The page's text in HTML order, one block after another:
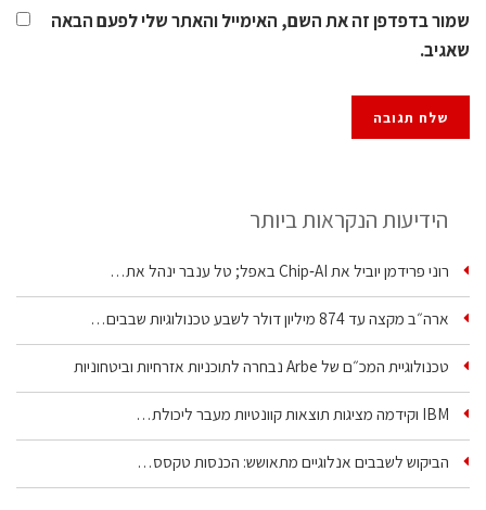
שמור בדפדפן זה את השם, האימייל והאתר שלי לפעם הבאה
שאגיב.
הידיעות הנקראות ביותר
רוני פרידמן יוביל את Chip‑AI באפל; טל ענבר ינהל את…
ארה״ב מקצה עד 874 מיליון דולר לשבע טכנולוגיות שבבים…
טכנולוגיית המכ״ם של Arbe נבחרה לתוכניות אזרחיות וביטחוניות
IBM וקידמה מציגות תוצאות קוונטיות מעבר ליכולת…
הביקוש לשבבים אנלוגיים מתאושש: הכנסות טקסס…